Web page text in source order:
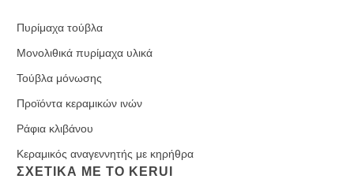
Πυρίμαχα τούβλα
Μονολιθικά πυρίμαχα υλικά
Τούβλα μόνωσης
Προϊόντα κεραμικών ινών
Ράφια κλιβάνου
Κεραμικός αναγεννητής με κηρήθρα
ΣΧΕΤΙΚΆ ΜΕ ΤΟ KERUI